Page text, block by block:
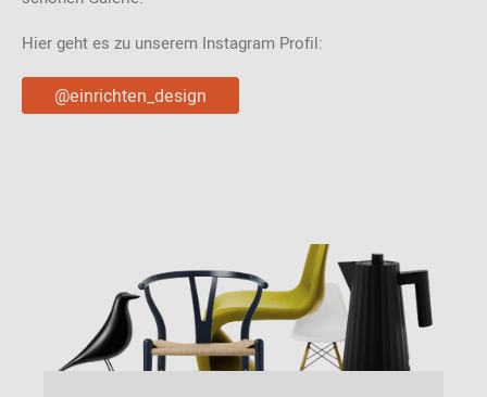
Hier geht es zu unserem Instagram Profil:
@einrichten_design